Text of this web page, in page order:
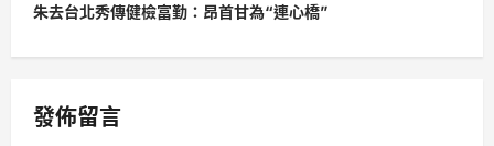
n
a
i
朱去台北秀傳健檢富勤：昂首甘為“連心橋”
發佈留言